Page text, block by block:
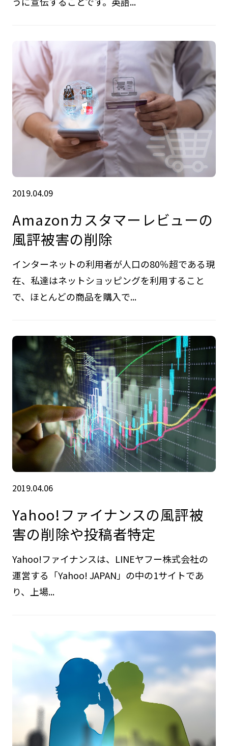
2019.04.09
Amazonカスタマーレビューの
風評被害の削除
インターネットの利用者が人口の80％超である現
在、私達はネットショッピングを利用すること
で、ほとんどの商品を購入で...
2019.04.06
Yahoo!ファイナンスの風評被
害の削除や投稿者特定
Yahoo!ファイナンスは、LINEヤフー株式会社の
運営する「Yahoo! JAPAN」の中の1サイトであ
り、上場...